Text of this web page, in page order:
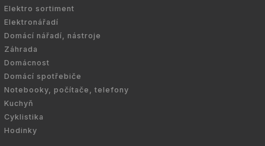
Elektro sortiment
Elektronářadí
Domácí nářadí, nástroje
Záhrada
Domácnost
Domácí spotřebiče
Notebooky, počítače, telefony
Kuchyň
Cyklistika
Hodinky